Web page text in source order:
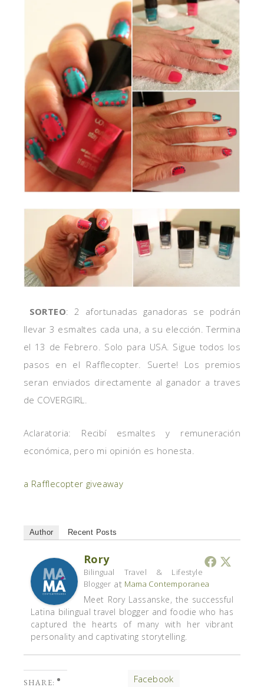
SORTEO: 2 afortunadas ganadoras se podrán
llevar 3 esmaltes cada una, a su elección. Termina
el 13 de Febrero. Solo para USA. Sigue todos los
pasos en el Rafflecopter. Suerte! Los premios
seran enviados directamente al ganador a traves
de COVERGIRL.
Aclaratoria: Recibí esmaltes y remuneración
económica, pero mi opinión es honesta.
a Rafflecopter giveaway
Author Recent Posts
Rory
Bilingual Travel & Lifestyle
Blogger at Mama Contemporanea
Meet Rory Lassanske, the successful
Latina bilingual travel blogger and foodie who has
captured the hearts of many with her vibrant
personality and captivating storytelling.
SHARE: Facebook